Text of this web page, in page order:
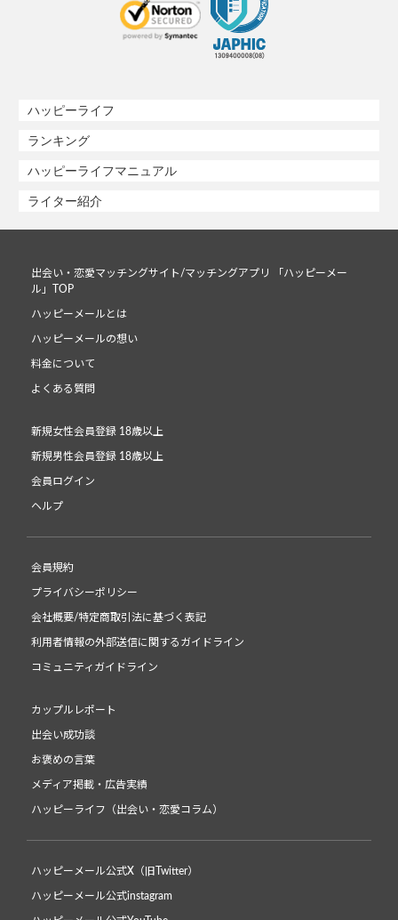
ハッピーライフ
ランキング
ハッピーライフマニュアル
ライター紹介
出会い・恋愛マッチングサイト/マッチングアプリ 「ハッピーメー
ル」TOP
ハッピーメールとは
ハッピーメールの想い
料金について
よくある質問
新規女性会員登録 18歳以上
新規男性会員登録 18歳以上
会員ログイン
ヘルプ
会員規約
プライバシーポリシー
会社概要/特定商取引法に基づく表記
利用者情報の外部送信に関するガイドライン
コミュニティガイドライン
カップルレポート
出会い成功談
お褒めの言葉
メディア掲載・広告実績
ハッピーライフ（出会い・恋愛コラム）
ハッピーメール公式X（旧Twitter）
ハッピーメール公式instagram